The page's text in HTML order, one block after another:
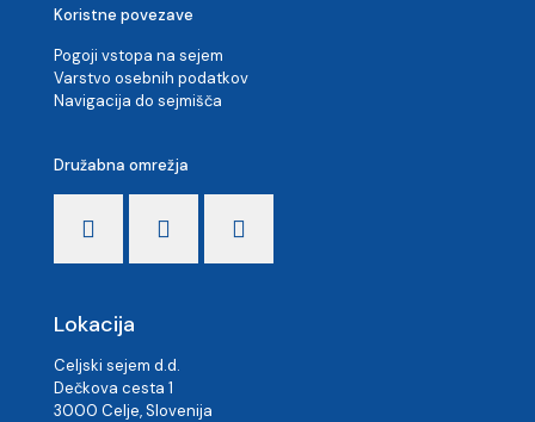
Koristne povezave
Pogoji vstopa na sejem
Varstvo osebnih podatkov
Navigacija do sejmišča
Družabna omrežja
Lokacija
Celjski sejem d.d.
Dečkova cesta 1
3000 Celje, Slovenija